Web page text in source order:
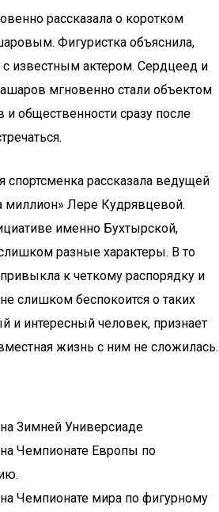
рассказала о коротком
Фигуристка объяснила,
с известным актером. Сердцеед и
мгновенно стали объектом
общественности сразу после
спортсменка рассказала ведущей
миллион» Лере Кудрявцевой.
именно Бухтырской,
разные характеры. В то
к четкому распорядку и
слишком беспокоится о таких
и интересный человек, признает
жизнь с ним не сложилась.
Зимней Универсиаде
Чемпионате Европы по
Чемпионате мира по фигурному